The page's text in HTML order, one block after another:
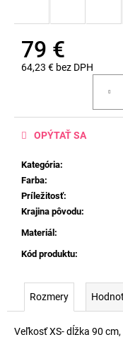
79 €
64,23 € bez DPH
Kategória:
Farba:
Príležitosť:
Krajina pôvodu:
Materiál :
Kód produktu:
OPÝTAŤ SA
Rozmery
Veľkosť XS- dĺžka 90